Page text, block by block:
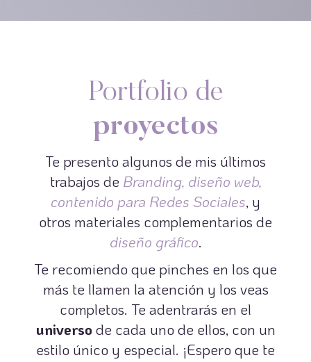
Portfolio de
proyectos
Te presento algunos de mis últimos
trabajos de Branding, diseño web,
contenido para Redes Sociales, y
otros materiales complementarios de
diseño gráfico.
Te recomiendo que pinches en los que
más te llamen la atención y los veas
completos. Te adentrarás en el
universo de cada uno de ellos, con un
estilo único y especial. ¡Espero que te